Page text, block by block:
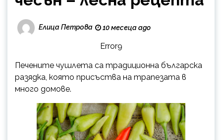
Елица Петрова 10 месеца ago
Error9
Печените чушлета са традиционна българска
разядка, която присъства на трапезата в
много домове.